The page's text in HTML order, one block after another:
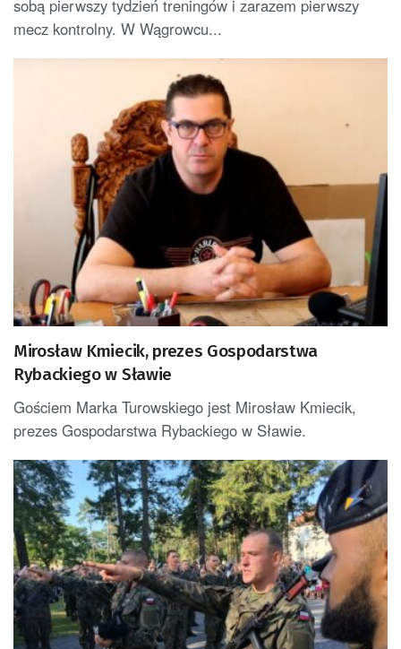
sobą pierwszy tydzień treningów i zarazem pierwszy
mecz kontrolny. W Wągrowcu...
Mirosław Kmiecik, prezes Gospodarstwa
Rybackiego w Sławie
Gościem Marka Turowskiego jest Mirosław Kmiecik,
prezes Gospodarstwa Rybackiego w Sławie.